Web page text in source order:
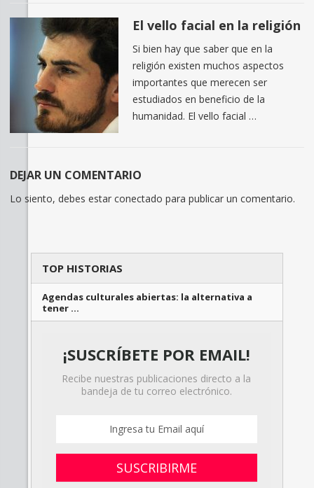
El vello facial en la religión
Si bien hay que saber que en la
religión existen muchos aspectos
importantes que merecen ser
estudiados en beneficio de la
humanidad. El vello facial …
DEJAR UN COMENTARIO
Lo siento, debes estar conectado para publicar un comentario.
TOP HISTORIAS
Agendas culturales abiertas: la alternativa a
tener …
¡SUSCRÍBETE POR EMAIL!
Recibe nuestras publicaciones directo a la
bandeja de tu correo electrónico.